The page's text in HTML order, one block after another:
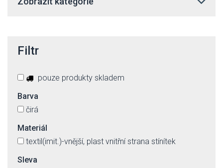
Filtr
pouze produkty skladem
Barva
čirá
Materiál
textil(imit.)-vnější, plast vnitřní strana stínítek
Sleva